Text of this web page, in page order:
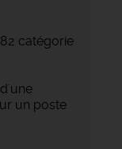
catégorie
un poste